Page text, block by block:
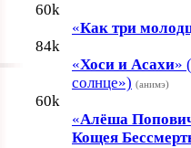
60k
«Как три
84k
«Хоси и Асахи»
солнце») (анимэ)
60k
«Алёша
Кощея